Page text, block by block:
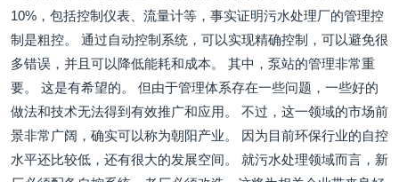
10%，包括控制仪表、流量计等，事实证明污水处理厂的管理控
制是粗控。 通过自动控制系统，可以实现精确控制，可以避免很
多错误，并且可以降低能耗和成本。 其中，泵站的管理非常重
要。 这是有希望的。 但由于管理体系存在一些问题，一些好的
做法和技术无法得到有效推广和应用。 不过，这一领域的市场前
景非常广阔，确实可以称为朝阳产业。 因为目前环保行业的自控
水平还比较低，还有很大的发展空间。 就污水处理领域而言，新